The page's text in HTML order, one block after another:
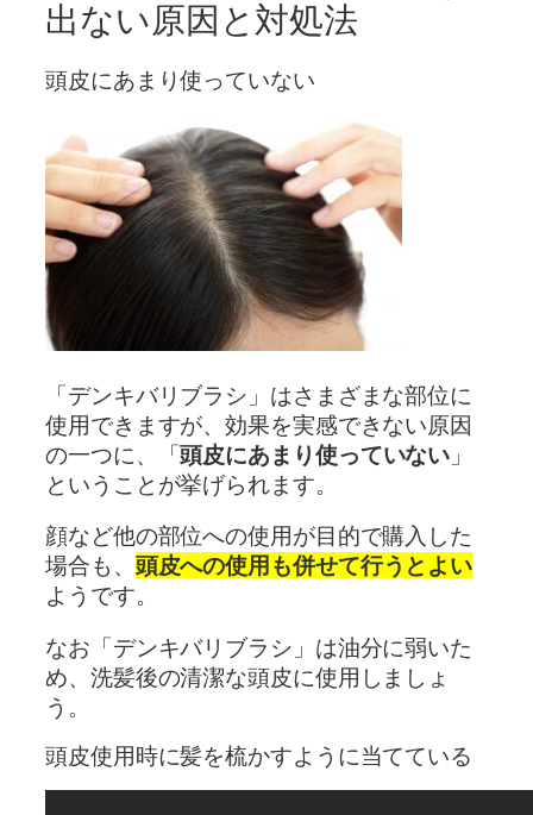
出ない原因と対処法
頭皮にあまり使っていない
「デンキバリブラシ」はさまざまな部位に
使用できますが、効果を実感できない原因
の一つに、「頭皮にあまり使っていない 」
ということが挙げられます。
顔など他の部位への使用が目的で購入した
場合も、 頭皮への使用も併せて行うとよい
ようです。
なお「デンキバリブラシ」は油分に弱いた
め、洗髪後の清潔な頭皮に使用しましょ
う。
頭皮使用時に髪を梳かすように当てている